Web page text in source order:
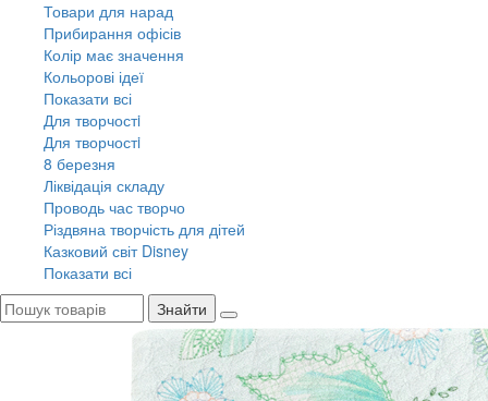
Товари для нарад
Прибирання офісів
Колір має значення
Кольорові ідеї
Показати всі
Для творчостi
Для творчостi
8 березня
Ліквідація складу
Проводь час творчо
Різдвяна творчість для дітей
Казковий світ Disney
Показати всі
Знайти